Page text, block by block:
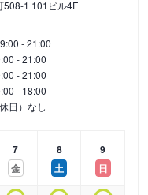
508-1 101ビル4F
- 21:00
- 21:00
- 21:00
- 18:00
休日）なし
7
金
8
土
9
日